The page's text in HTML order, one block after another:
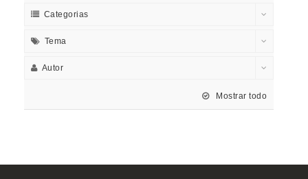
Categorias
Tema
Autor
Mostrar todo